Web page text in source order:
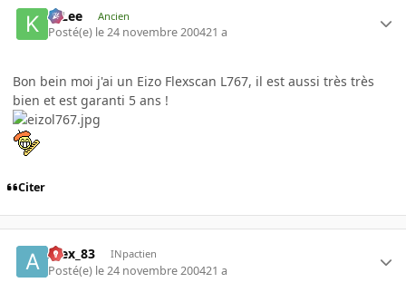
K-Lee Ancien
Posté(e) le 24 novembre 200421 a
Bon bein moi j'ai un Eizo Flexscan L767, il est aussi très très
bien et est garanti 5 ans !
Citer
Alex_83 INpactien
Posté(e) le 24 novembre 200421 a